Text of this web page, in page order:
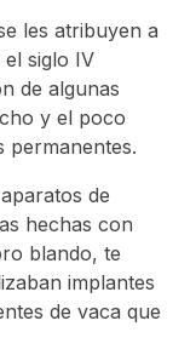
les atribuyen a
siglo IV
de algunas
y el poco
permanentes.
de
hechas con
blando, te
implantes
de vaca que